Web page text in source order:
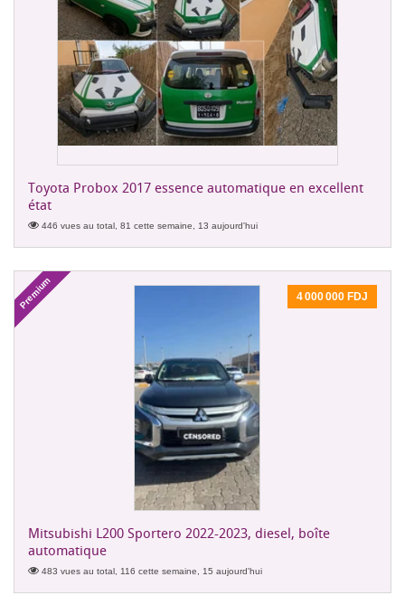
Toyota Probox 2017 essence automatique en excellent
état
446 vues au total, 81 cette semaine, 13 aujourd'hui
Premium 4 000 000 FDJ
Mitsubishi L200 Sportero 2022-2023, diesel, boîte
automatique
483 vues au total, 116 cette semaine, 15 aujourd'hui